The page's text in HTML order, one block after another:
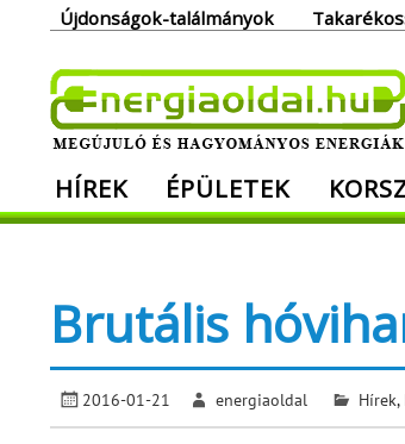
Újdonságok-találmányok
Megújuló és hagyományos
HÍREK ÉPÜLETEK
Brutális
2016-01-21 energiaoldal Hírek,